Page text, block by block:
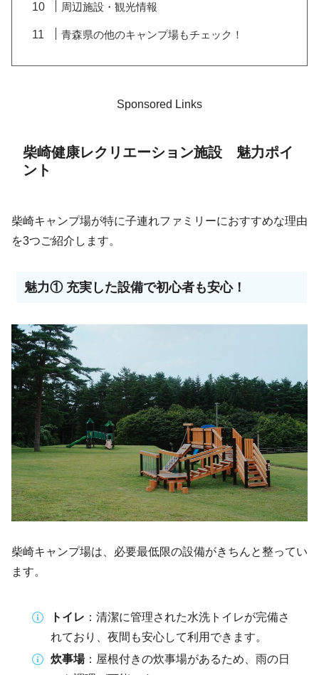
周辺施設・観光情報
青森県の他のキャンプ場もチェック！
Sponsored Links
柴崎健康レクリエーション施設 魅力ポイ
ント
柴崎キャンプ場が特に子連れファミリーにおすすめな理由
を3つご紹介します。
魅力① 充実した設備で初心者も安心！
柴崎キャンプ場は、必要最低限の設備がきちんと整ってい
ます。
トイレ ：清潔に管理された水洗トイレが完備さ
れており、夜間も安心して利用できます。
炊事場：屋根付きの炊事場があるため、雨の日